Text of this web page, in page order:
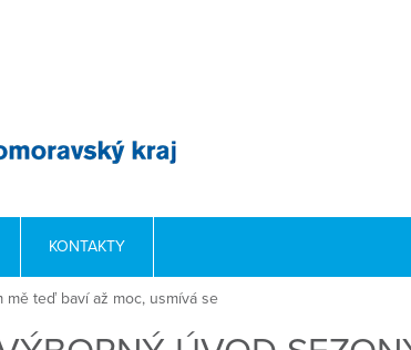
KONTAKTY
teď baví až moc, usmívá se